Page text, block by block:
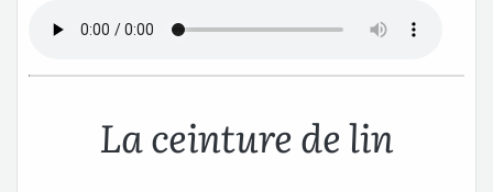
La ceinture de lin